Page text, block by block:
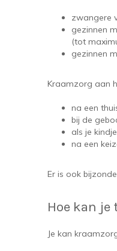
zwangere
gezinnen
(tot
gezinnen
Kraamzorg aan
na een
bij de
als je
na een
Er is ook
Hoe kan
Je kan